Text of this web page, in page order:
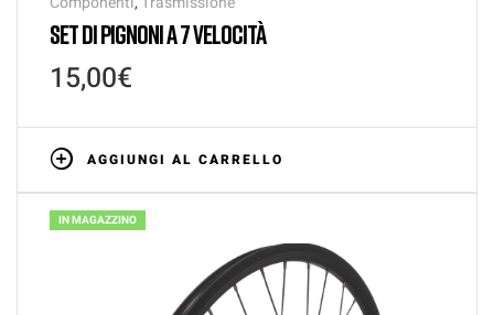
SET DI PIGNONI A 7 VELOCITÀ
15,00€
AGGIUNGI AL CARRELLO
IN MAGAZZINO